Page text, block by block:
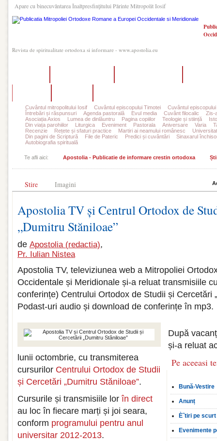
Apare cu binecuvântarea Înaltpresfinţitului Părinte Mitropolit Iosif
Revista de spiritualitate ortodoxa si informare - www.apostolia.eu
Cuvântul mitropolitului Iosif Cuvântul episcopului Timotei
Cuvântul episcopului
Întrebări și răspunsuri
Agenda pastorală Evul media Cuvânt filocalic
Zis-
Asociația Axios
Lumea de dinlăuntru Pagina copiilor Teologie și stiință
Din viața parohiilor
Liturgica Eveniment Pastorala Aniversare Varia
Recenzie
Rețete și sfaturi practice Martiri ai neamului românesc
Din pagini de Scriptură
File de Pateric Predici și cuvântări
Sinaxarul
Autobiografia spirituală
Te afli aici: Apostolia - Publicatie de informare crestin ortodoxa
Stire Imagini
Apostolia TV și Centrul Ortodox de
„Dumitru Stăniloae”
de Apostolia (redactia),
Pr. Iulian Nistea
Apostolia TV, televiziunea web a Mitropoliei
Occidentale și Meridionale și-a reluat transmisiile
conferințe) Centrului Ortodox de Studii și Cercetări
Podast-uri audio și download de conferințe în mp3.
Pe aceeasi
Bună-Vestire
Anunț
È˜tiri pe scurt
Evenimente
După
și-a reluat
lunii octombrie, cu transmiterea
cursurilor Centrului Ortodox de Studii
și Cercetări „Dumitru Stăniloae”.
Cursurile și transmisiile lorîn direct
au loc în fiecare marți și joi seara,
conform programului pentru anul
universitar 2012-2013.